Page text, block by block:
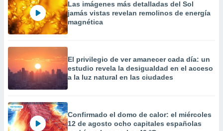
o a través
de
de
uso de
con el
e
mediante
Las imágenes más detalladas del Sol
jamás vistas revelan remolinos de energía
magnética
El privilegio de ver amanecer cada día: un
estudio revela la desigualdad en el acceso
a la luz natural en las ciudades
Confirmado el domo de calor: el miércoles
12 de agosto ocho capitales españolas